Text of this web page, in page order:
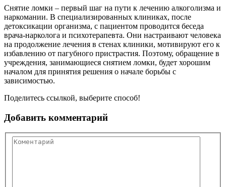
Снятие ломки – первый шаг на пути к лечению алкоголизма и
наркомании. В специализированных клиниках, после
детоксикации организма, с пациентом проводится беседа
врача-нарколога и психотерапевта. Они настраивают человека
на продолжение лечения в стенах клиники, мотивируют его к
избавлению от пагубного пристрастия. Поэтому, обращение в
учреждения, занимающиеся снятием ломки, будет хорошим
началом для принятия решения о начале борьбы с
зависимостью.
Поделитесь ссылкой, выберите способ!
Добавить комментарий